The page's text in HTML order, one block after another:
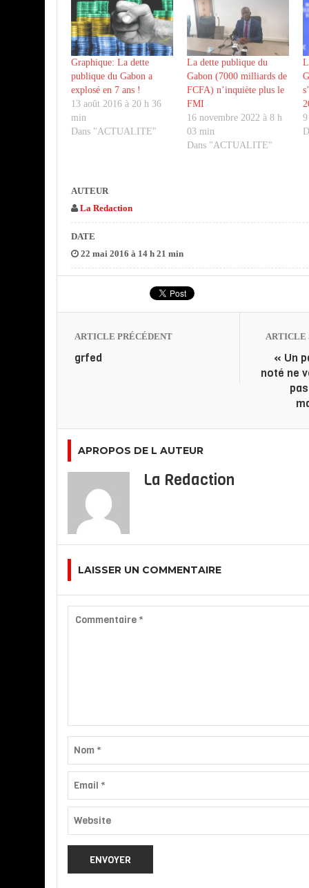
Graphique: La dette
publique du Gabon a
explosé en 7 ans !
13 août 2016 à 20 h 36
min
Dans "ACTUALITE"
La dette publique du
Gabon (7000 milliards de
FCFA) n’inquiète plus le
FMI
16 novembre 2022 à 8 h
03 min
Dans "ACTUALITE"
AUTEUR
La Redaction
DATE
22 mai 2016 à 14 h 21 min
ARTICLE PRÉCÉDENT
grfed
ARTICLE
« Un
noté ne
APROPOS DE L AUTEUR
La Redaction
LAISSER UN COMMENTAIRE